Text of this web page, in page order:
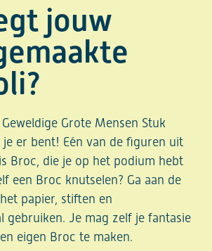
jouw
Grote Mensen Stuk
je er bent! Eén van de figuren uit
Broc, die je op het podium hebt
een Broc knutselen? Ga aan de
papier, stiften en
gebruiken. Je mag zelf je fantasie
eigen Broc te maken.